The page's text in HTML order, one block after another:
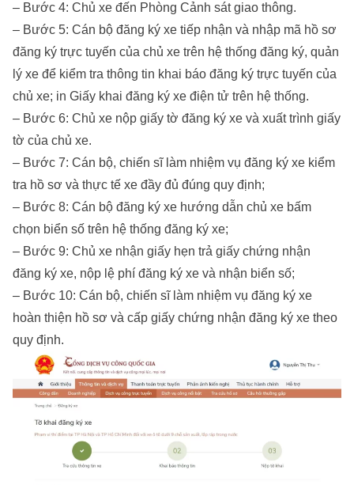
– Bước 4: Chủ xe đến Phòng Cảnh sát giao thông.
– Bước 5: Cán bộ đăng ký xe tiếp nhận và nhập mã hồ sơ
đăng ký trực tuyến của chủ xe trên hệ thống đăng ký, quản
lý xe để kiểm tra thông tin khai báo đăng ký trực tuyến của
chủ xe; in Giấy khai đăng ký xe điện tử trên hệ thống.
– Bước 6: Chủ xe nộp giấy tờ đăng ký xe và xuất trình giấy
tờ của chủ xe.
– Bước 7: Cán bộ, chiến sĩ làm nhiệm vụ đăng ký xe kiểm
tra hồ sơ và thực tế xe đầy đủ đúng quy định;
– Bước 8: Cán bộ đăng ký xe hướng dẫn chủ xe bấm
chọn biển số trên hệ thống đăng ký xe;
– Bước 9: Chủ xe nhận giấy hẹn trả giấy chứng nhận
đăng ký xe, nộp lệ phí đăng ký xe và nhận biển số;
– Bước 10: Cán bộ, chiến sĩ làm nhiệm vụ đăng ký xe
hoàn thiện hồ sơ và cấp giấy chứng nhận đăng ký xe theo
quy định.